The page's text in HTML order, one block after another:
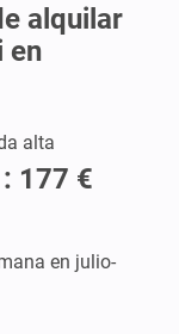
alquilar
en
alta
177 €
en julio-